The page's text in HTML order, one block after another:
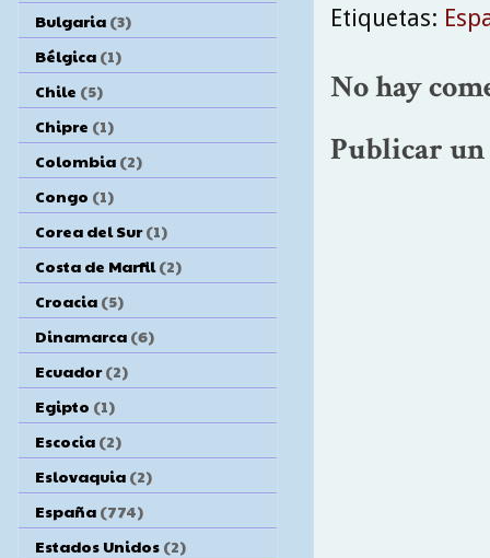
Etiquetas:
No hay
Publicar
Bulgaria (3)
Bélgica (1)
Chile (5)
Chipre (1)
Colombia (2)
Congo (1)
Corea del Sur (1)
Costa de Marfil (2)
Croacia (5)
Dinamarca (6)
Ecuador (2)
Egipto (1)
Escocia (2)
Eslovaquia (2)
España (774)
Estados Unidos (2)